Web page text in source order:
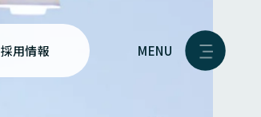
採用情報 MENU